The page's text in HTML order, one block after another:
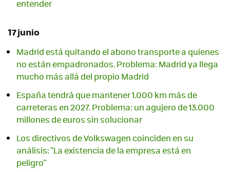
entender
17 junio
Madrid está quitando el abono transporte a quienes
no están empadronados. Problema: Madrid ya llega
mucho más allá del propio Madrid
España tendrá que mantener 1.000 km más de
carreteras en 2027. Problema: un agujero de 13.000
millones de euros sin solucionar
Los directivos de Volkswagen coinciden en su
análisis: "La existencia de la empresa está en
peligro"